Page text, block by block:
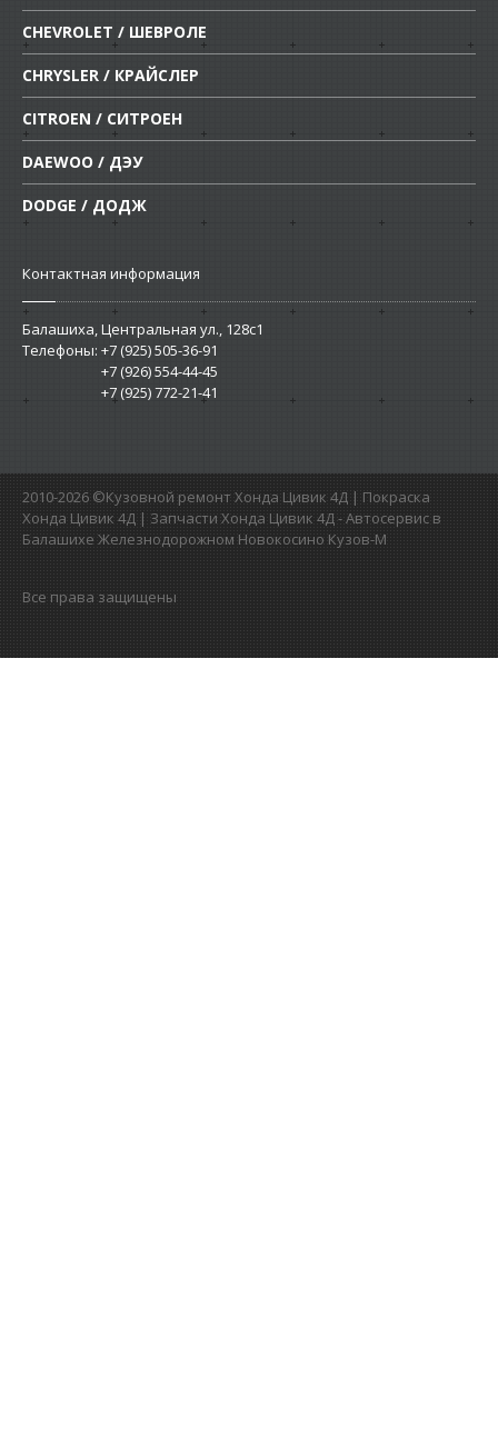
CHEVROLET / ШЕВРОЛЕ
CHRYSLER / КРАЙСЛЕР
CITROEN / СИТРОЕН
DAEWOO / ДЭУ
DODGE / ДОДЖ
Контактная информация
Балашиха, Центральная ул., 128c1
Телефоны: +7 (925) 505-36-91
+7 (926) 554-44-45
+7 (925) 772-21-41
2010-2026 ©Кузовной ремонт Хонда Цивик 4Д | Покраска
Хонда Цивик 4Д | Запчасти Хонда Цивик 4Д - Автосервис в
Балашихе Железнодорожном Новокосино Кузов-М
Все права защищены